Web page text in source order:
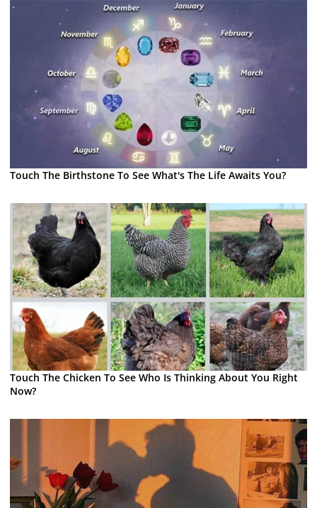
Touch The Birthstone To See What's The Life Awaits You?
Touch The Chicken To See Who Is Thinking About You Right
Now?